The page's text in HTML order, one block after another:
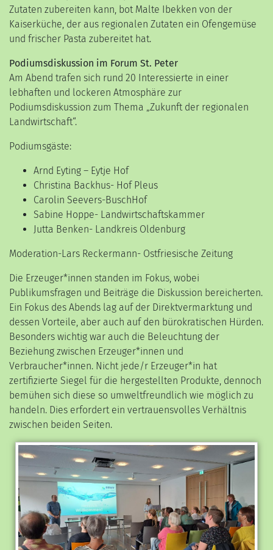
Zutaten zubereiten kann, bot Malte Ibekken von der
Kaiserküche, der aus regionalen Zutaten ein Ofengemüse
und frischer Pasta zubereitet hat.
Podiumsdiskussion im Forum St. Peter
Am Abend trafen sich rund 20 Interessierte in einer
lebhaften und lockeren Atmosphäre zur
Podiumsdiskussion zum Thema „Zukunft der regionalen
Landwirtschaft“.
Podiumsgäste:
Arnd Eyting – Eytje Hof
Christina Backhus- Hof Pleus
Carolin Seevers-BuschHof
Sabine Hoppe- Landwirtschaftskammer
Jutta Benken- Landkreis Oldenburg
Moderation-Lars Reckermann- Ostfriesische Zeitung
Die Erzeuger*innen standen im Fokus, wobei
Publikumsfragen und Beiträge die Diskussion bereicherten.
Ein Fokus des Abends lag auf der Direktvermarktung und
dessen Vorteile, aber auch auf den bürokratischen Hürden.
Besonders wichtig war auch die Beleuchtung der
Beziehung zwischen Erzeuger*innen und
Verbraucher*innen. Nicht jede/r Erzeuger*in hat
zertifizierte Siegel für die hergestellten Produkte, dennoch
bemühen sich diese so umweltfreundlich wie möglich zu
handeln. Dies erfordert ein vertrauensvolles Verhältnis
zwischen beiden Seiten.